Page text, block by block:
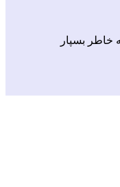
خاطر بسپار